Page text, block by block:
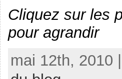
Cliquez sur les
pour agrandir
mai 12th, 2010